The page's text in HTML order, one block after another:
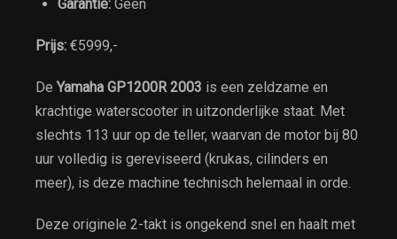
Garantie: Geen
Prijs: €5999,-
DeYamaha GP1200R 2003 is een zeldzame en
krachtige waterscooter in uitzonderlijke staat. Met
slechts 113 uur op de teller, waarvan de motor bij 80
uur volledig is gereviseerd (krukas, cilinders en
meer), is deze machine technisch helemaal in orde.
Deze originele 2-takt is ongekend snel en haalt met